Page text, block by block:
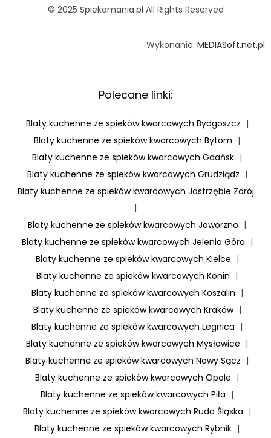
© 2025 Spiekomania.pl All Rights Reserved
Wykonanie: MEDIASoft.net.pl
Polecane linki:
Blaty kuchenne ze spieków kwarcowych Bydgoszcz |
Blaty kuchenne ze spieków kwarcowych Bytom |
Blaty kuchenne ze spieków kwarcowych Gdańsk |
Blaty kuchenne ze spieków kwarcowych Grudziądz |
Blaty kuchenne ze spieków kwarcowych Jastrzębie Zdrój
|
Blaty kuchenne ze spieków kwarcowych Jaworzno |
Blaty kuchenne ze spieków kwarcowych Jelenia Góra |
Blaty kuchenne ze spieków kwarcowych Kielce |
Blaty kuchenne ze spieków kwarcowych Konin |
Blaty kuchenne ze spieków kwarcowych Koszalin |
Blaty kuchenne ze spieków kwarcowych Kraków |
Blaty kuchenne ze spieków kwarcowych Legnica |
Blaty kuchenne ze spieków kwarcowych Mysłowice |
Blaty kuchenne ze spieków kwarcowych Nowy Sącz |
Blaty kuchenne ze spieków kwarcowych Opole |
Blaty kuchenne ze spieków kwarcowych Piła |
Blaty kuchenne ze spieków kwarcowych Ruda Śląska |
Blaty kuchenne ze spieków kwarcowych Rybnik |